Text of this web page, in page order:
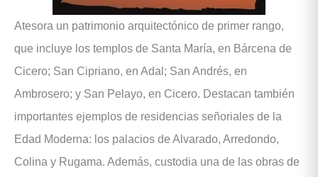
Atesora un patrimonio arquitectónico de primer rango,
que incluye los templos de Santa María, en Bárcena de
Cicero; San Cipriano, en Adal; San Andrés, en
Ambrosero; y San Pelayo, en Cicero. Destacan también
importantes ejemplos de residencias señoriales de la
Edad Moderna: los palacios de Alvarado, Arredondo,
Colina y Rugama. Además, custodia una de las obras de